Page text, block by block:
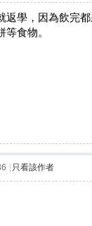
返學，因為飲完
食物。
只看該作者